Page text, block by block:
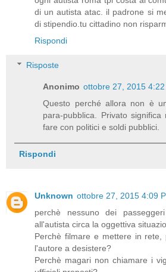
di un autista atac. il padrone si
di stipendio.tu cittadino non
Rispondi
Risposte
Anonimo ottobre 27, 2015 4:22
Questo perché allora non è
para-pubblica. Privato
fare con politici e soldi pubblici.
Rispondi
Unknown ottobre 27, 2015 4:09
perchè nessuno dei
all'autista circa la oggettiva
Perchè filmare e mettere in rete,
l'autore a desistere?
Perchè magari non chiamare i